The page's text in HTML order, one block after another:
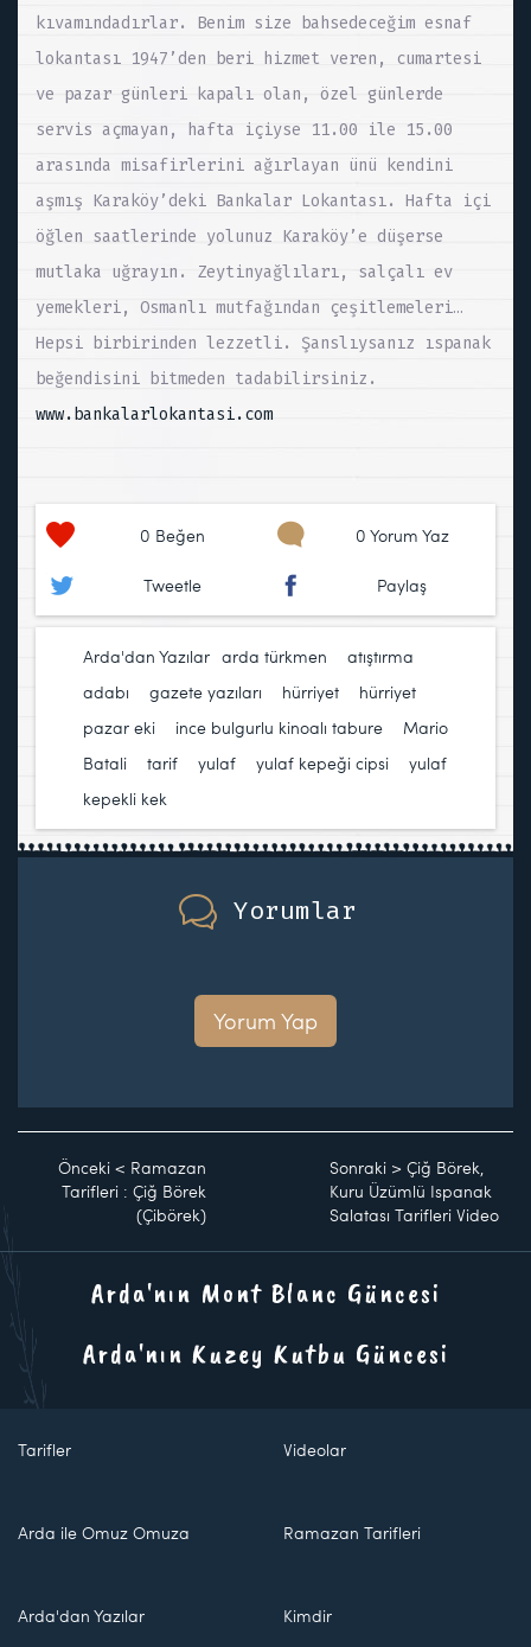
kıvamındadırlar. Benim size bahsedeceğim esnaf
lokantası 1947’den beri hizmet veren, cumartesi
ve pazar günleri kapalı olan, özel günlerde
servis açmayan, hafta içiyse 11.00 ile 15.00
arasında misafirlerini ağırlayan ünü kendini
aşmış Karaköy’deki Bankalar Lokantası. Hafta içi
öğlen saatlerinde yolunuz Karaköy’e düşerse
mutlaka uğrayın. Zeytinyağlıları, salçalı ev
yemekleri, Osmanlı mutfağından çeşitlemeleri…
Hepsi birbirinden lezzetli. Şanslıysanız ıspanak
beğendisini bitmeden tadabilirsiniz.
www.bankalarlokantasi.com
0 Beğen 0 Yorum Yaz
Tweetle Paylaş
Arda'dan Yazılar arda türkmen
atıştırma
adabı
gazete yazıları hürriyet
hürriyet
pazar eki
ince bulgurlu kinoalı tabure
Mario
Batali
tarif yulaf yulaf kepeği cipsi
yulaf
kepekli kek
Yorumlar
Yorum Yap
Önceki < Ramazan
Tarifleri : Çiğ Börek
(Çibörek)
Sonraki >Çiğ Börek,
Kuru Üzümlü Ispanak
Salatası Tarifleri Video
Arda'nın Mont Blanc Güncesi
Arda'nın Kuzey Kutbu Güncesi
Tarifler Videolar
Arda ile Omuz Omuza Ramazan Tarifleri
Arda'dan Yazılar Kimdir